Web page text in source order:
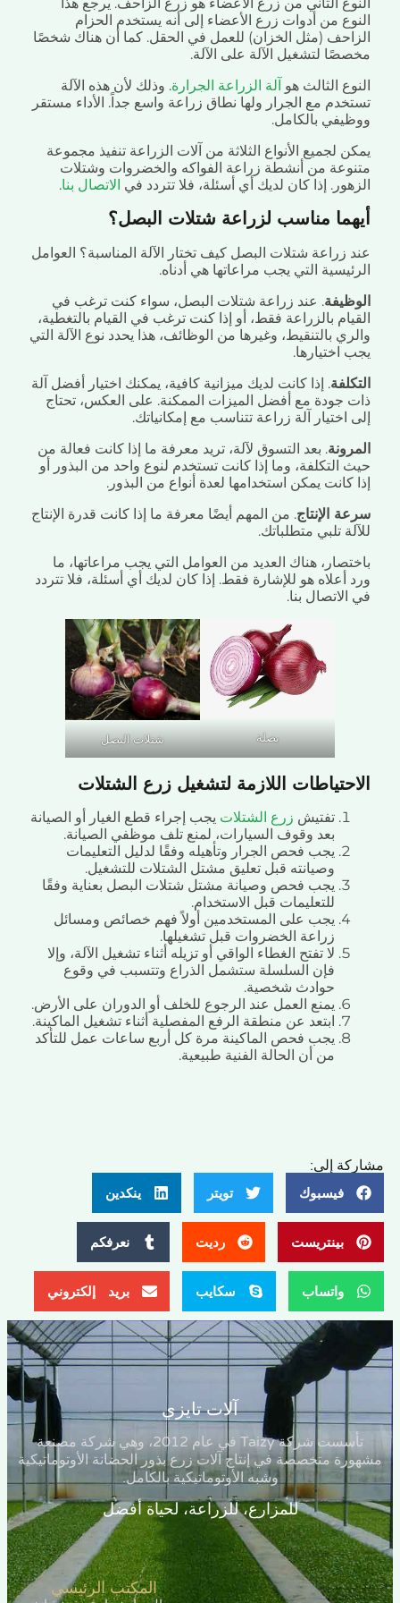
من أدوات زرع الأعضاء إلى أنه يستخدم الحزام
(مثل الخزان) للعمل في الحقل. كما أن هناك شخصًا
لتشغيل الآلة على الآلة.
الثالث هوآلة الزراعة الجرارة . وذلك لأن هذه الآلة
مع الجرار ولها نطاق زراعة واسع جداً. الأداء مستقر
بالكامل.
لجميع الأنواع الثلاثة من آلات الزراعة تنفيذ مجموعة
من أنشطة زراعة الفواكه والخضروات وشتلات
إذا كان لديك أي أسئلة، فلا تتردد فيالاتصال بنا.
مناسب لزراعة شتلات البصل؟
زراعة شتلات البصل كيف تختار الآلة المناسبة؟ العوامل
التي يجب مراعاتها هي أدناه.
. عند زراعة شتلات البصل، سواء كنت ترغب في
بالزراعة فقط، أو إذا كنت ترغب في القيام بالتغطية،
بالتنقيط، وغيرها من الوظائف، هذا يحدد نوع الآلة التي
اختيارها.
. إذا كانت لديك ميزانية كافية، يمكنك اختيار أفضل آلة
جودة مع أفضل الميزات الممكنة. على العكس، تحتاج
اختيار آلة زراعة تتناسب مع إمكانياتك.
. بعد التسوق لآلة، تريد معرفة ما إذا كانت فعالة من
التكلفة، وما إذا كانت تستخدم لنوع واحد من البذور أو
كانت يمكن استخدامها لعدة أنواع من البذور.
الإنتاج. من المهم أيضًا معرفة ما إذا كانت قدرة الإنتاج
تلبي متطلباتك.
هناك العديد من العوامل التي يجب مراعاتها، ما
أعلاه هو للإشارة فقط. إذا كان لديك أي أسئلة، فلا تتردد
بنا.
شتلات البصل
اللازمة لتشغيل زرع الشتلات
تفتيشزرع الشتلات يجب إجراء قطع الغيار أو الصيانة
بعد وقوف السيارات، لمنع تلف موظفي الصيانة.
يجب فحص الجرار وتأهيله وفقًا لدليل التعليمات
وصيانته قبل تعليق مشتل الشتلات للتشغيل.
يجب فحص وصيانة مشتل شتلات البصل بعناية وفقًا
للتعليمات قبل الاستخدام.
يجب على المستخدمين أولاً فهم خصائص ومسائل
زراعة الخضروات قبل تشغيلها.
لا تفتح الغطاء الواقي أو تزيله أثناء تشغيل الآلة، وإلا
فإن السلسلة ستشمل الذراع وتتسبب في وقوع
حوادث شخصية.
يمنع العمل عند الرجوع للخلف أو الدوران على الأرض.
ابتعد عن منطقة الرفع المفصلية أثناء تشغيل الماكينة.
يجب فحص الماكينة مرة كل أربع ساعات عمل للتأكد
من أن الحالة الفنية طبيعية.
إلى:
فيسبوك تويتر ينكدين
بينتريست رديت نعرفكم
واتساب سكايب بريد إلكتروني
آلات تايزي
تأسست شركة Taizy في عام 2012، وهي شركة مصنعة
متخصصة في إنتاج آلات زرع بذور الحضانة الأوتوماتيكية
وشبه الأوتوماتيكية بالكامل.
للمزارع، للزراعة، لحياة أفضل
المكتب الرئيسي